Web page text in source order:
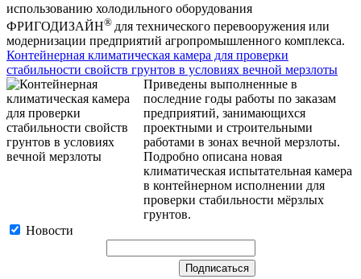
использованию холодильного оборудования
ФРИГОДИЗАЙН® для технического перевооружения или
модернизации предприятий агропромышленного комплекса.
Контейнерная климатическая камера для проверки
стабильности свойств грунтов в условиях вечной мерзлоты
Приведены выполненные в
последние годы работы по заказам
предприятий, занимающихся
проектными и строительными
работами в зонах вечной мерзлоты.
Подробно описана новая
климатическая испытательная камера
в контейнерном исполнении для
проверки стабильности мёрзлых
грунтов.
Новости